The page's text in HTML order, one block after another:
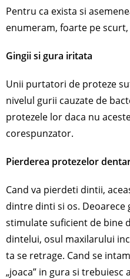
Pentru ca exista si
enumeram, foarte pe scurt,
Gingii si gura iritata
Unii purtatori de proteze
nivelul gurii cauzate de
protezele lor daca nu
corespunzator.
Pierderea protezelor
Cand va pierdeti dintii,
dintre dinti si os. Deoarece
stimulate suficient de bine
dintelui, osul maxilarului
ta se retrage. Cand se
„joaca” in gura si trebuiesc